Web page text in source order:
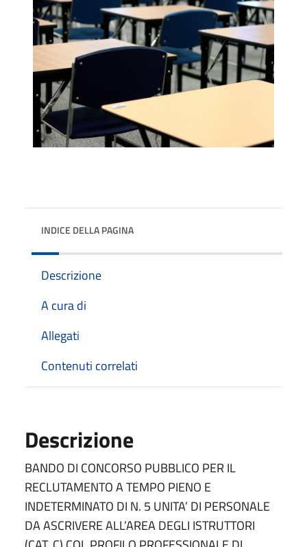
INDICE DELLA PAGINA
Descrizione
A cura di
Allegati
Contenuti correlati
Descrizione
BANDO DI CONCORSO PUBBLICO PER IL
RECLUTAMENTO A TEMPO PIENO E
INDETERMINATO DI N. 5 UNITA’ DI PERSONALE
DA ASCRIVERE ALL’AREA DEGLI ISTRUTTORI